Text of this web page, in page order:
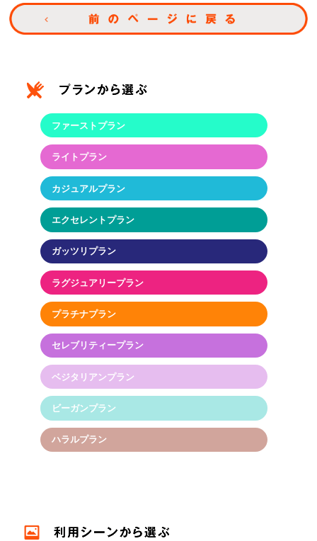
ファーストプラン
ライトプラン
カジュアルプラン
エクセレントプラン
ガッツリプラン
ラグジュアリープラン
プラチナプラン
セレブリティープラン
ベジタリアンプラン
ビーガンプラン
ハラルプラン